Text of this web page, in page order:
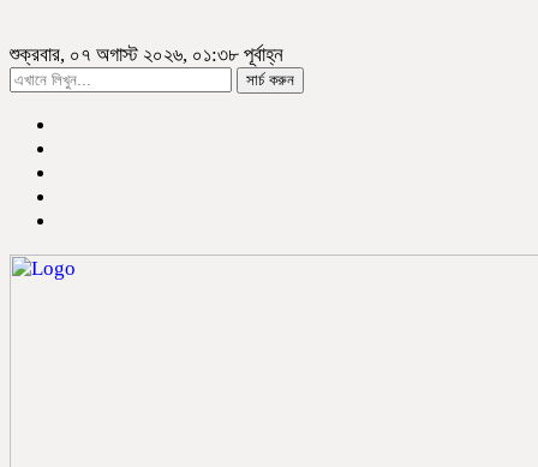
শুক্রবার, ০৭ অগাস্ট ২০২৬, ০১:৩৮ পূর্বাহ্ন
সার্চ করুন